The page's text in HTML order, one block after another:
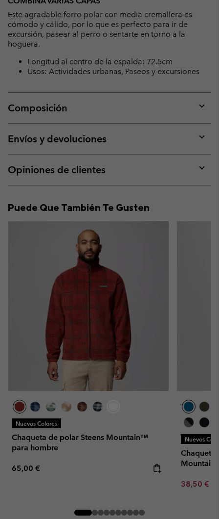
Este agradable forro polar con media cremallera es
cómodo y cálido, por lo que es perfecto para ir de
excursión, pasear al perro o sentarte en torno a la
hoguera.
Longitud al centro de la espalda: 72.5cm
Usos: Actividades urbanas, Paseos y excursiones
Composición
or
Envíos y devoluciones
or
Opiniones de clientes
or
Puede Que También Te Gusten
Nuevos Colores
Chaqueta de polar Steens Mountain™
para hombre
Regular price:
65,00 €
Nuevos
Chaqueta
Minimum
38,50 €